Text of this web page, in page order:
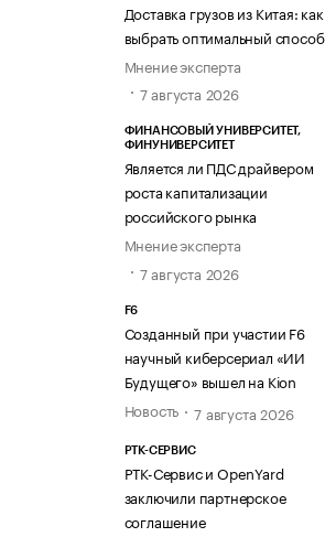
Доставка грузов из Китая: как
выбрать оптимальный способ
Мнение эксперта
7 августа 2026
ФИНАНСОВЫЙ УНИВЕРСИТЕТ,
ФИНУНИВЕРСИТЕТ
Является ли ПДС драйвером
роста капитализации
российского рынка
Мнение эксперта
7 августа 2026
F6
Созданный при участии F6
научный киберсериал «ИИ
Будущего» вышел на Kion
Новость
7 августа 2026
РТК-СЕРВИС
РТК-Сервис и OpenYard
заключили партнерское
соглашение